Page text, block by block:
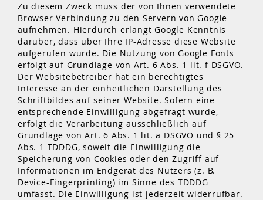
Zu diesem Zweck muss der von Ihnen verwendete
Browser Verbindung zu den Servern von Google
aufnehmen. Hierdurch erlangt Google Kenntnis
darüber, dass über Ihre IP-Adresse diese Website
aufgerufen wurde. Die Nutzung von Google Fonts
erfolgt auf Grundlage von Art. 6 Abs. 1 lit. f DSGVO.
Der Websitebetreiber hat ein berechtigtes
Interesse an der einheitlichen Darstellung des
Schriftbildes auf seiner Website. Sofern eine
entsprechende Einwilligung abgefragt wurde,
erfolgt die Verarbeitung ausschließlich auf
Grundlage von Art. 6 Abs. 1 lit. a DSGVO und § 25
Abs. 1 TDDDG, soweit die Einwilligung die
Speicherung von Cookies oder den Zugriff auf
Informationen im Endgerät des Nutzers (z. B.
Device-Fingerprinting) im Sinne des TDDDG
umfasst. Die Einwilligung ist jederzeit widerrufbar.